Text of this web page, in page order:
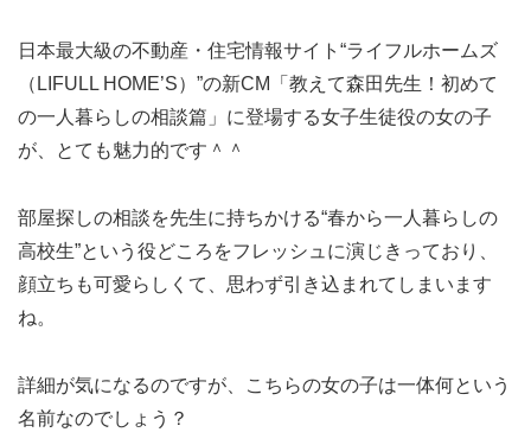
日本最大級の不動産・住宅情報サイト“ライフルホームズ
（LIFULL HOME’S）”の新CM「教えて森田先生！初めて
の一人暮らしの相談篇」に登場する女子生徒役の女の子
が、とても魅力的です＾＾
部屋探しの相談を先生に持ちかける“春から一人暮らしの
高校生”という役どころをフレッシュに演じきっており、
顔立ちも可愛らしくて、思わず引き込まれてしまいます
ね。
詳細が気になるのですが、こちらの女の子は一体何という
名前なのでしょう？